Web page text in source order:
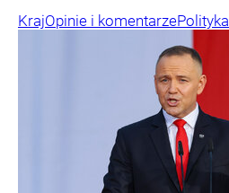
KrajOpinie i komentarzePolityka